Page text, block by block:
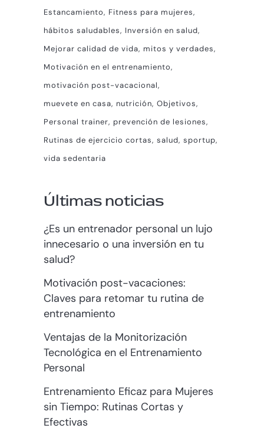
Estancamiento
Fitness para mujeres
hábitos saludables
Inversión en salud
Mejorar calidad de vida mitos y verdades
Motivación en el entrenamiento
motivación post-vacacional
muevete en casa nutrición Objetivos
Personal trainer prevención de lesiones
Rutinas de ejercicio cortas salud sportup
vida sedentaria
Últimas noticias
¿Es un entrenador personal un lujo
innecesario o una inversión en tu
salud?
Motivación post-vacaciones:
Claves para retomar tu rutina de
entrenamiento
Ventajas de la Monitorización
Tecnológica en el Entrenamiento
Personal
Entrenamiento Eficaz para Mujeres
sin Tiempo: Rutinas Cortas y
Efectivas